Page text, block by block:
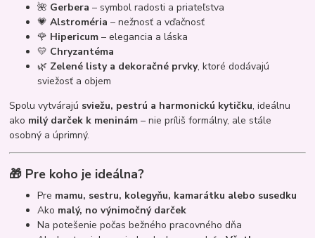
🌺 Gerbera – symbol radosti a priateľstva
💗Alstroméria – nežnosť a vďačnosť
🌹 Hipericum – elegancia a láska
💛 Chryzantéma
🌿 Zelené listy a dekoračné prvky, ktoré dodávajú
sviežosť a objem
Spolu vytvárajú sviežu, pestrú a harmonickú kytičku, ideálnu
ako milý darček k meninám – nie príliš formálny, ale stále
osobný a úprimný.
🎁 Pre koho je ideálna?
Pre mamu, sestru, kolegyňu, kamarátku alebo susedku
Ako malý, no výnimočný darček
Na potešenie počas bežného pracovného dňa